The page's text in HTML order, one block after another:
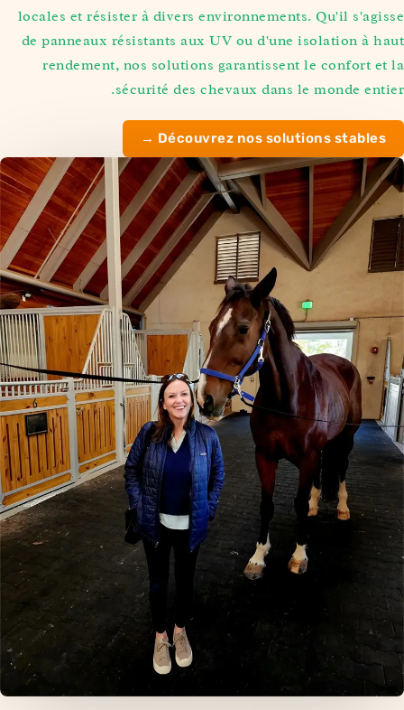
locales et résister à divers environnements. Qu'il
de panneaux résistants aux UV ou d'une isolation à
rendement, nos solutions garantissent le confort
sécurité des chevaux dans le monde
Découvrez nos solutions stables